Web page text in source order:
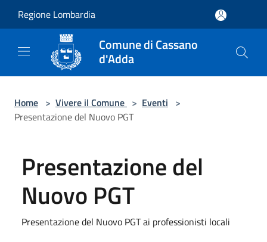
Regione Lombardia
Comune di Cassano
d'Adda
Home > Vivere il Comune > Eventi >
Presentazione del Nuovo PGT
Presentazione del
Nuovo PGT
Presentazione del Nuovo PGT ai professionisti locali